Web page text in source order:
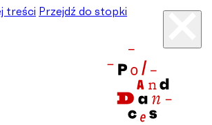
treści Przejdź do stopki